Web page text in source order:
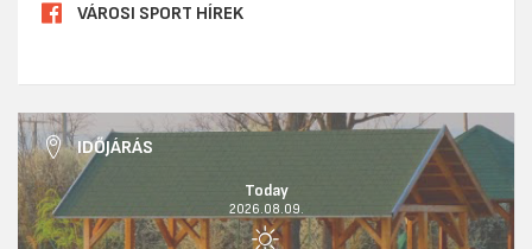
VÁROSI SPORT HÍREK
IDŐJÁRÁS
Today
2026.08.09.